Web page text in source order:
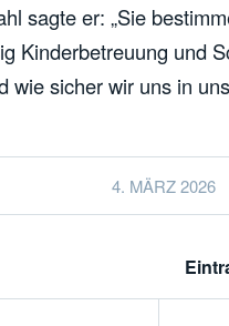
sagte er: „Sie
Kinderbetreuung und
wie sicher wir uns in
4. MÄRZ 2026